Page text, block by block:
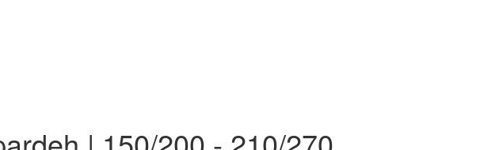
Persiani Nuovi
Collezione Agra